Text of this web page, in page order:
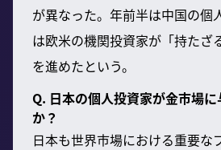
が異なった。年前半は中国の個
は欧米の機関投資家が「持たざ
を進めたという。
Q. 日本の個人投資家が金市場
か？
日本も世界市場における重要な